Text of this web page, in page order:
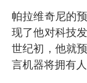
帕拉维奇尼的
现了他对科技
世纪初，他就
言机器将拥有人